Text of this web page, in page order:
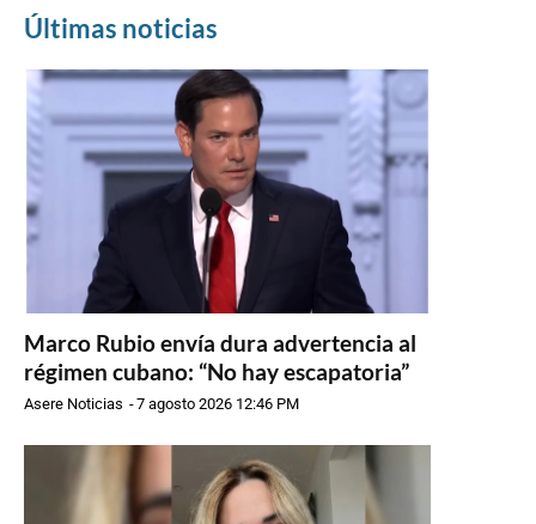
Últimas noticias
Marco Rubio envía dura advertencia al
régimen cubano: “No hay escapatoria”
Asere Noticias -7 agosto 2026 12:46 PM